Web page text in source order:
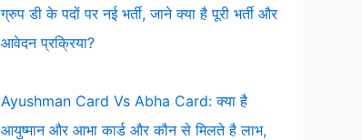
ग्रुप डी के पदों पर नई भर्ती, जाने क्या है पूरी भर्ती और
आवेदन प्रक्रिया?
Ayushman Card Vs Abha Card: क्या है
आयुष्मान और आभा कार्ड और कौन से मिलते है लाभ,